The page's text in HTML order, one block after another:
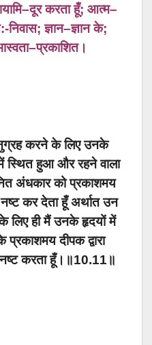
–दूर करता हूँ; आत्म–
:-निवास;ज्ञान–ज्ञान के;
–प्रकाशित।
करने के लिए उनके
स्थित हुआ और रहने वाला
अंधकार को प्रकाशमय
नष्ट कर देता हूँ अर्थात उन
लिए ही मैं उनके हृदयों में
प्रकाशमय दीपक द्वारा
करता हूँ।॥10.11 ॥